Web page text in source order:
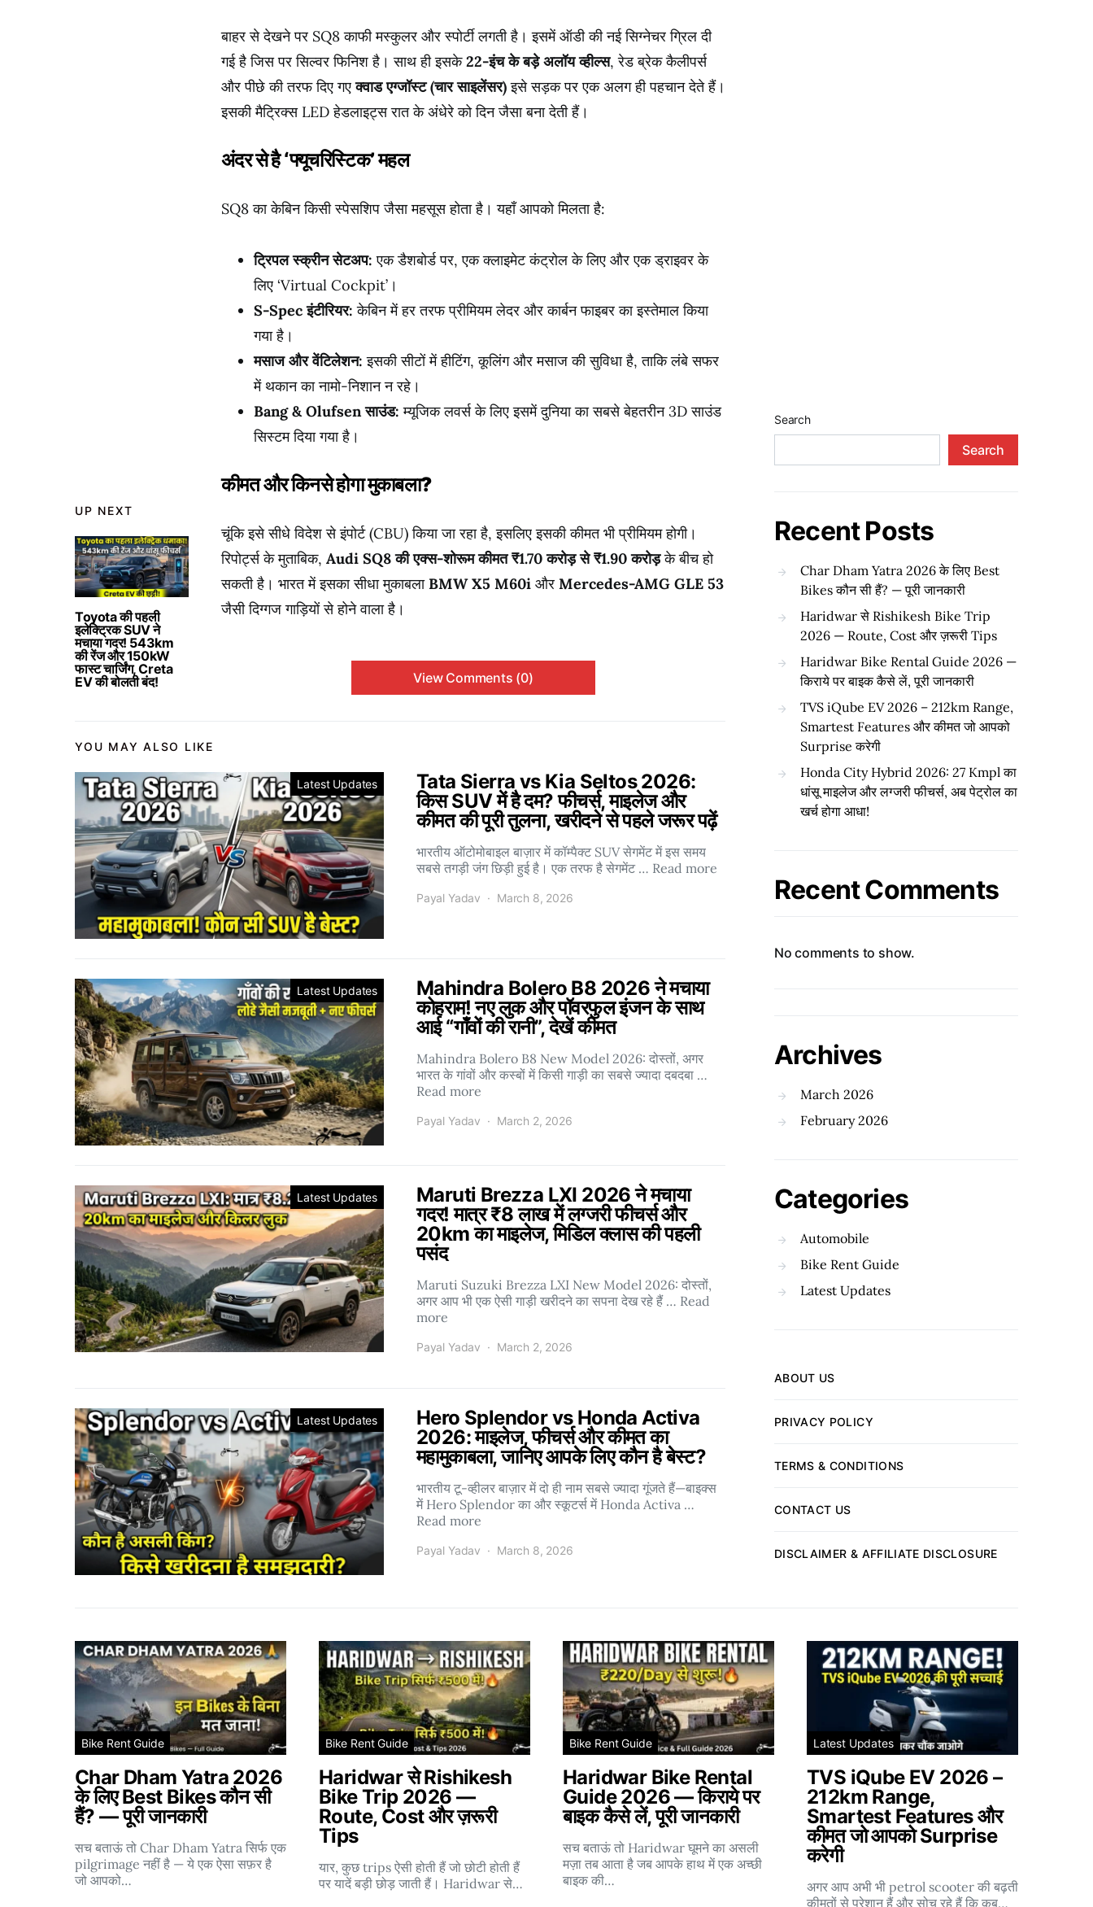
UP NEXT
Toyota की पहली
इलेक्ट्रिक SUV ने
मचाया गदर! 543km
की रेंज और 150kW
फास्ट चार्जिंग, Creta
EV की बोलती बंद!
बाहर से देखने पर SQ8 काफी मस्कुलर और स्पोर्टी लगती है। इसमें ऑडी की नई सिग्नेचर ग्रिल दी
गई है जिस पर सिल्वर फिनिश है। साथ ही इसके22-इंच के बड़े अलॉय व्हील्स, रेड ब्रेक कैलीपर्स
और पीछे की तरफ दिए गएक्वाड एग्जॉस्ट (चार साइलेंसर)इसे सड़क पर एक अलग ही पहचान देते हैं।
इसकी मैट्रिक्स LED हेडलाइट्स रात के अंधेरे को दिन जैसा बना देती हैं।
अंदर से है ‘फ्यूचरिस्टिक’ महल
SQ8 का केबिन किसी स्पेसशिप जैसा महसूस होता है। यहाँ आपको मिलता है:
ट्रिपल स्क्रीन सेटअप: एक डैशबोर्ड पर, एक क्लाइमेट कंट्रोल के लिए और एक ड्राइवर के
लिए ‘Virtual Cockpit’।
S-Spec इंटीरियर: केबिन में हर तरफ प्रीमियम लेदर और कार्बन फाइबर का इस्तेमाल किया
गया है।
मसाज और वेंटिलेशन: इसकी सीटों में हीटिंग, कूलिंग और मसाज की सुविधा है, ताकि लंबे सफर
में थकान का नामो-निशान न रहे।
Bang & Olufsen साउंड: म्यूजिक लवर्स के लिए इसमें दुनिया का सबसे बेहतरीन 3D साउंड
सिस्टम दिया गया है।
कीमत और किनसे होगा मुकाबला?
चूंकि इसे सीधे विदेश से इंपोर्ट (CBU) किया जा रहा है, इसलिए इसकी कीमत भी प्रीमियम होगी।
रिपोर्ट्स के मुताबिक, Audi SQ8 की एक्स-शोरूम कीमत ₹1.70 करोड़ से ₹1.90 करोड़के बीच हो
सकती है। भारत में इसका सीधा मुकाबला BMW X5 M60i और Mercedes-AMG GLE 53
जैसी दिग्गज गाड़ियों से होने वाला है।
View Comments (0)
YOU MAY ALSO LIKE
Latest Updates
Tata Sierra vs Kia Seltos 2026:
किस SUV में है दम? फीचर्स, माइलेज और
कीमत की पूरी तुलना, खरीदने से पहले जरूर पढ़ें
भारतीय ऑटोमोबाइल बाज़ार में कॉम्पैक्ट SUV सेगमेंट में इस समय
सबसे तगड़ी जंग छिड़ी हुई है। एक तरफ है सेगमेंट … Read more
Payal Yadav March 8, 2026
Latest Updates
Mahindra Bolero B8 2026 ने मचाया
कोहराम! नए लुक और पॉवरफुल इंजन के साथ
आई “गाँवों की रानी”, देखें कीमत
Mahindra Bolero B8 New Model 2026: दोस्तों, अगर
भारत के गांवों और कस्बों में किसी गाड़ी का सबसे ज्यादा दबदबा …
Read more
Payal Yadav March 2, 2026
Latest Updates
Maruti Brezza LXI 2026 ने मचाया
गदर! मात्र ₹8 लाख में लग्जरी फीचर्स और
20km का माइलेज, मिडिल क्लास की पहली
पसंद
Maruti Suzuki Brezza LXI New Model 2026: दोस्तों,
अगर आप भी एक ऐसी गाड़ी खरीदने का सपना देख रहे हैं … Read
more
Payal Yadav March 2, 2026
Latest Updates
Hero Splendor vs Honda Activa
2026: माइलेज, फीचर्स और कीमत का
महामुकाबला, जानिए आपके लिए कौन है बेस्ट?
भारतीय टू-व्हीलर बाज़ार में दो ही नाम सबसे ज्यादा गूंजते हैं—बाइक्स
में Hero Splendor का और स्कूटर्स में Honda Activa …
Read more
Payal Yadav March 8, 2026
Search
Search
Recent Posts
Char Dham Yatra 2026 के लिए Best
Bikes कौन सी हैं? — पूरी जानकारी
Haridwar से Rishikesh Bike Trip
2026 — Route, Cost और ज़रूरी Tips
Haridwar Bike Rental Guide 2026 —
किराये पर बाइक कैसे लें, पूरी जानकारी
TVS iQube EV 2026 – 212km Range,
Smartest Features और कीमत जो आपको
Surprise करेगी
Honda City Hybrid 2026: 27 Kmpl का
धांसू माइलेज और लग्जरी फीचर्स, अब पेट्रोल का
खर्च होगा आधा!
Recent Comments
No comments to show.
Archives
March 2026
February 2026
Categories
Automobile
Bike Rent Guide
Latest Updates
ABOUT US
PRIVACY POLICY
TERMS & CONDITIONS
CONTACT US
DISCLAIMER & AFFILIATE DISCLOSURE
Bike Rent Guide
Char Dham Yatra 2026
के लिए Best Bikes कौन सी
हैं? — पूरी जानकारी
सच बताऊं तो Char Dham Yatra सिर्फ एक
pilgrimage नहीं है — ये एक ऐसा सफ़र है
जो आपको…
Bike Rent Guide
Haridwar से Rishikesh
Bike Trip 2026 —
Route, Cost और ज़रूरी
Tips
यार, कुछ trips ऐसी होती हैं जो छोटी होती हैं
पर यादें बड़ी छोड़ जाती हैं। Haridwar से…
Bike Rent Guide
Haridwar Bike Rental
Guide 2026 — किराये पर
बाइक कैसे लें, पूरी जानकारी
सच बताऊं तो Haridwar घूमने का असली
मज़ा तब आता है जब आपके हाथ में एक अच्छी
बाइक की…
Latest Updates
TVS iQube EV 2026 –
212km Range,
Smartest Features और
कीमत जो आपको Surprise
करेगी
अगर आप अभी भी petrol scooter की बढ़ती
कीमतों से परेशान हैं और सोच रहे हैं कि कब…